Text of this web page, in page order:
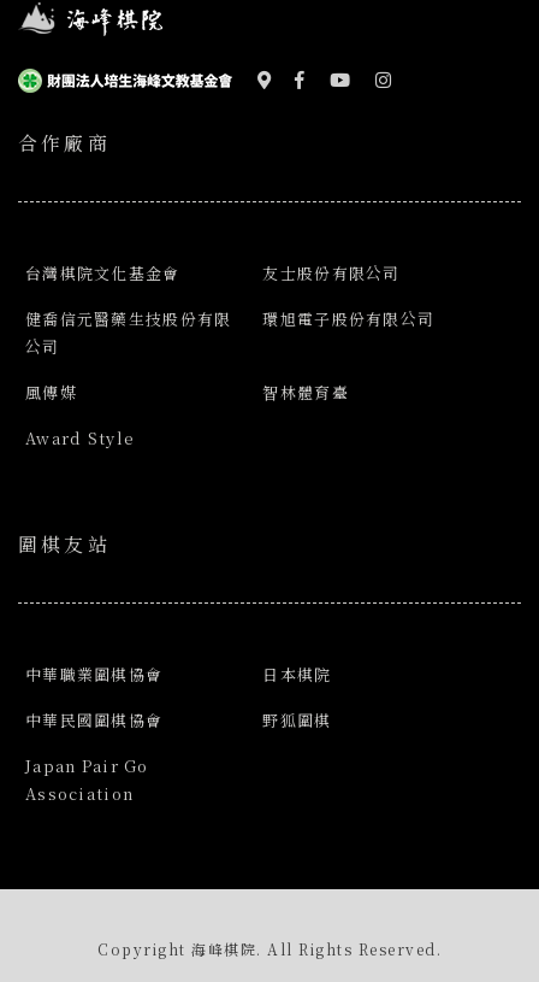
合作廠商
台灣棋院文化基金會
友士股份有限公司
健喬信元醫藥生技股份有限
公司
環旭電子股份有限公司
風傳媒
智林體育臺
Award Style
圍棋友站
中華職業圍棋協會
日本棋院
中華民國圍棋協會
野狐圍棋
Japan Pair Go
Association
Copyright 海峰棋院. All Rights Reserved.